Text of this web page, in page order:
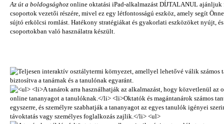
Az út a boldogsághoz online oktatási iPad-alkalmazást DÍJTALANUL ajánljuk
csoportok vezetői részére, mivel ez egy létfontosságú eszköz, amely segít
sújtó erkölcsi romlást. Hatékony stratégiákat és gyakorlati eszközöket nyújt,
csoportokban való használatra készült.